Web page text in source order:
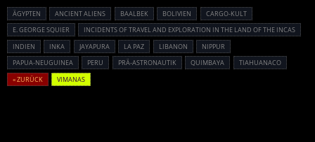
ÄGYPTEN ANCIENT ALIENS BAALBEK BOLIVIEN
CARGO-KULT
E. GEORGE SQUIER
INCIDENTS OF TRAVEL AND EXPLORATION IN THE LAND OF THE INCAS
INDIEN
INKA JAYAPURA LA PAZ LIBANON
NIPPUR
PAPUA-NEUGUINEA
PERU PRÄ-ASTRONAUTIK QUIMBAYA
TIAHUANACO
« ZURÜCK
VIMANAS